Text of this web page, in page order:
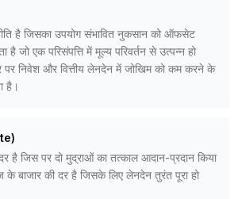
है जिसका उपयोग संभावित नुकसान को ऑफसेट
है जो एक परिसंपत्ति में मूल्य परिवर्तन से उत्पन्न हो
निवेश और वित्तीय लेनदेन में जोखिम को कम करने के
है।
है जिस पर दो मुद्राओं का तत्काल आदान-प्रदान किया
बाजार की दर है जिसके लिए लेनदेन तुरंत पूरा हो